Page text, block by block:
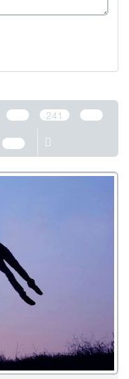
240 241
242
389